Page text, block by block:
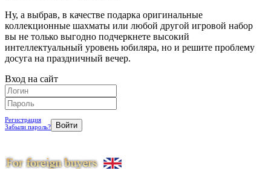
Ну, а выбрав, в качестве подарка оригинальные
коллекционные шахматы или любой другой игровой набор
вы не только выгодно подчеркнете высокий
интеллектуальный уровень юбиляра, но и решите проблему
досуга на праздничный вечер.
Вход на сайт
Регистрация
Забыли пароль?